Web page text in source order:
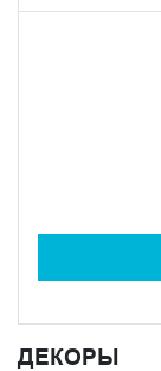
ДЕКОРЫ